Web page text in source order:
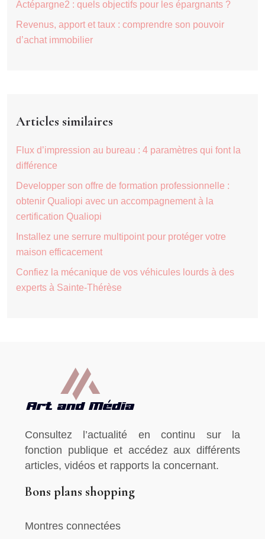
Actépargne2 : quels objectifs pour les épargnants ?
Revenus, apport et taux : comprendre son pouvoir
d’achat immobilier
Articles similaires
Flux d’impression au bureau : 4 paramètres qui font la
différence
Developper son offre de formation professionnelle :
obtenir Qualiopi avec un accompagnement à la
certification Qualiopi
Installez une serrure multipoint pour protéger votre
maison efficacement
Confiez la mécanique de vos véhicules lourds à des
experts à Sainte-Thérèse
Consultez l’actualité en continu sur la
fonction publique et accédez aux différents
articles, vidéos et rapports la concernant.
Bons plans shopping
Montres connectées